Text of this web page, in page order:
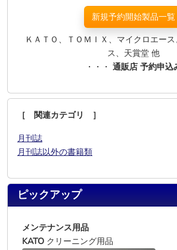
新規予約開始製品一覧
ＫＡＴＯ、ＴＯＭＩＸ、マイクロエー
ス、天賞堂 他
・・・ 通販店 予約申込
［ 関連カテゴリ ］
月刊誌
月刊誌以外の書籍類
ピックアップ
メンテナンス用品
KATO クリーニング用品